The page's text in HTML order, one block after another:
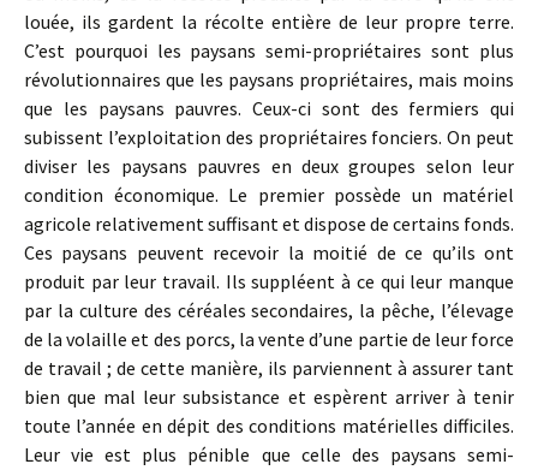
louée, ils gardent la récolte entière de leur propre terre.
C’est pourquoi les paysans semi-propriétaires sont plus
révolutionnaires que les paysans propriétaires, mais moins
que les paysans pauvres. Ceux-ci sont des fermiers qui
subissent l’exploitation des propriétaires fonciers. On peut
diviser les paysans pauvres en deux groupes selon leur
condition économique. Le premier possède un matériel
agricole relativement suffisant et dispose de certains fonds.
Ces paysans peuvent recevoir la moitié de ce qu’ils ont
produit par leur travail. Ils suppléent à ce qui leur manque
par la culture des céréales secondaires, la pêche, l’élevage
de la volaille et des porcs, la vente d’une partie de leur force
de travail ; de cette manière, ils parviennent à assurer tant
bien que mal leur subsistance et espèrent arriver à tenir
toute l’année en dépit des conditions matérielles difficiles.
Leur vie est plus pénible que celle des paysans semi-